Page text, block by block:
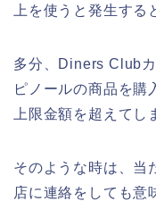
上を使うと発生する
多分、Diners Club
ピノールの商品を
上限金額を超えて
そのような時は、当
店に連絡をしても意